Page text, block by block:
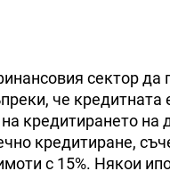
сектор да
че
кредитирането
кредитиране,
с 15%. Някои